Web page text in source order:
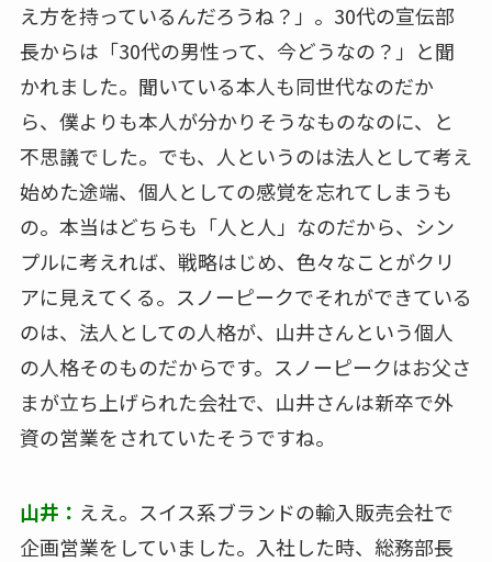
え方を持っているんだろうね？」。30代の宣伝部
長からは「30代の男性って、今どうなの？」と聞
かれました。聞いている本人も同世代なのだか
ら、僕よりも本人が分かりそうなものなのに、と
不思議でした。でも、人というのは法人として考え
始めた途端、個人としての感覚を忘れてしまうも
の。本当はどちらも「人と人」なのだから、シン
プルに考えれば、戦略はじめ、色々なことがクリ
アに見えてくる。スノーピークでそれができている
のは、法人としての人格が、山井さんという個人
の人格そのものだからです。スノーピークはお父さ
まが立ち上げられた会社で、山井さんは新卒で外
資の営業をされていたそうですね。
山井： ええ。スイス系ブランドの輸入販売会社で
企画営業をしていました。入社した時、総務部長